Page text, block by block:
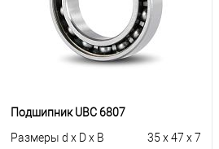
Подшипник UBC 6807
Размеры d x D x B
35 x 47 x 7